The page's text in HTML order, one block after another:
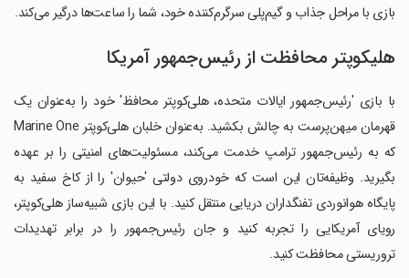
بازی با مراحل جذاب و گیم‌پلی سرگرم‌کننده خود، شما را ساعت‌ها درگیر می‌کند.
هلیکوپتر محافظت از رئیس‌جمهور آمریکا
با بازی 'رئیس‌جمهور ایالات متحده، هلی‌کوپتر محافظ' خود را به‌عنوان یک
قهرمان میهن‌پرست به چالش بکشید. به‌عنوان خلبان هلی‌کوپتر Marine One
که به رئیس‌جمهور ترامپ خدمت می‌کند، مسئولیت‌های امنیتی را بر عهده
بگیرید. وظیفه‌تان این است که خودروی دولتی 'حیوان' را از کاخ سفید به
پایگاه هوانوردی تفنگداران دریایی منتقل کنید. با این بازی شبیه‌ساز هلی‌کوپتر،
رویای آمریکایی را تجربه کنید و جان رئیس‌جمهور را در برابر تهدیدات
تروریستی محافظت کنید.